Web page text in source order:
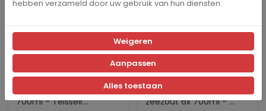
Koffiesiroop Amandel 6x
700ml - Teisseir...
Koffiesiroop Karamel
zeezout 6x 700ml - ...
hebben verzameld door uw gebruik van hun diensten.
Weigeren
Aanpassen
Alles toestaan